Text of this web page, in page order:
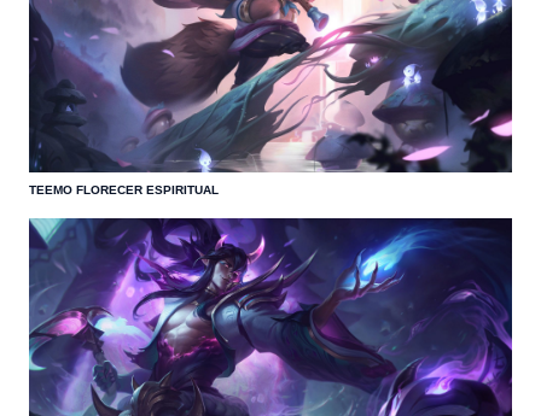
TEEMO FLORECER ESPIRITUAL